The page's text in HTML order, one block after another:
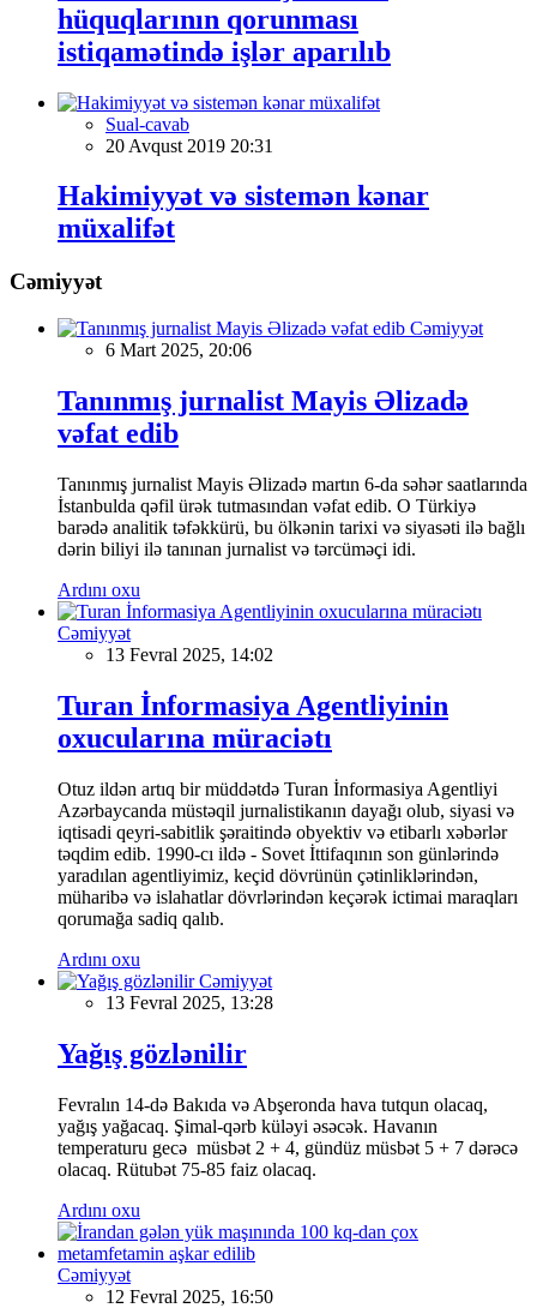
hüquqlarının qorunması
istiqamətində işlər aparılıb
Sual-cavab
20 Avqust 2019 20:31
Hakimiyyət və sistemən kənar
müxalifət
Cəmiyyət
Cəmiyyət
6 Mart 2025, 20:06
Tanınmış jurnalist Mayis Əlizadə
vəfat edib
Tanınmış jurnalist Mayis Əlizadə martın 6-da səhər saatlarında
İstanbulda qəfil ürək tutmasından vəfat edib. O Türkiyə
barədə analitik təfəkkürü, bu ölkənin tarixi və siyasəti ilə bağlı
dərin biliyi ilə tanınan jurnalist və tərcüməçi idi.
Ardını oxu
Cəmiyyət
13 Fevral 2025, 14:02
Turan İnformasiya Agentliyinin
oxucularına müraciətı
Otuz ildən artıq bir müddətdə Turan İnformasiya Agentliyi
Azərbaycanda müstəqil jurnalistikanın dayağı olub, siyasi və
iqtisadi qeyri-sabitlik şəraitində obyektiv və etibarlı xəbərlər
təqdim edib. 1990-cı ildə - Sovet İttifaqının son günlərində
yaradılan agentliyimiz, keçid dövrünün çətinliklərindən,
müharibə və islahatlar dövrlərindən keçərək ictimai maraqları
qorumağa sadiq qalıb.
Ardını oxu
Cəmiyyət
13 Fevral 2025, 13:28
Yağış gözlənilir
Fevralın 14-də Bakıda və Abşeronda hava tutqun olacaq,
yağış yağacaq. Şimal-qərb küləyi əsəcək. Havanın
temperaturu gecə müsbət 2 + 4, gündüz müsbət 5 + 7 dərəcə
olacaq. Rütubət 75-85 faiz olacaq.
Ardını oxu
Cəmiyyət
12 Fevral 2025, 16:50